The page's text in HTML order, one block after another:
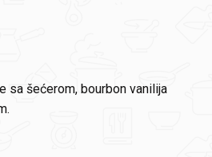
sa šećerom, bourbon vanilija